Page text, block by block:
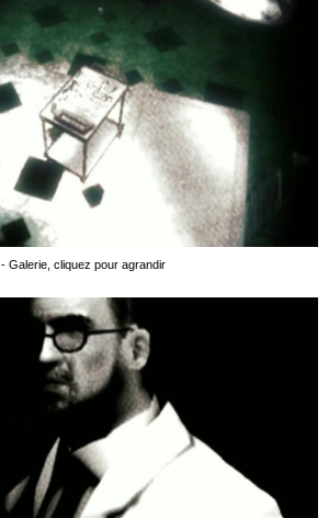
- Galerie, cliquez pour agrandir